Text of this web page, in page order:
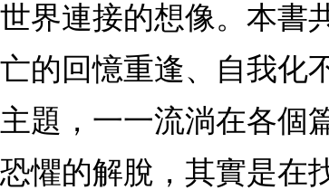
界連接的想像。本書
的回憶重逢、自我化
題，一一流淌在各個
懼的解脫，其實是在